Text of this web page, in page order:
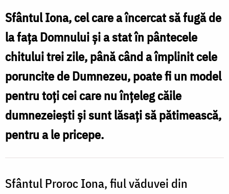
Iona
–
drumul
spre
sfințenie
Sfântul Iona, cel care a încercat să fugă de
la fața Domnului și a stat în pântecele
chitului trei zile, până când a împlinit cele
poruncite de Dumnezeu, poate fi un model
pentru toți cei care nu înțeleg căile
dumnezeiești și sunt lăsați să pătimească,
pentru a le pricepe.
Sfântul Proroc Iona, fiul văduvei din